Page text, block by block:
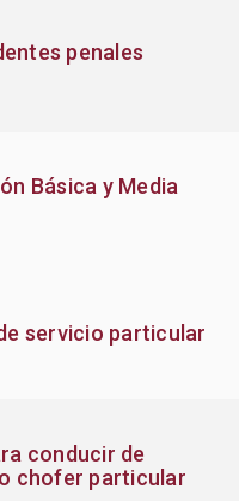
penales
Básica y Media
servicio particular
conducir de
chofer particular